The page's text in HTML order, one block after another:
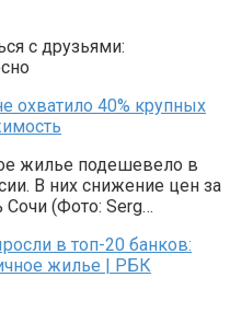
с друзьями:
охватило 40% крупных
жилье подешевело в
В них снижение цен за
Сочи (Фото: Serg…
в топ-20 банков:
жилье | РБК